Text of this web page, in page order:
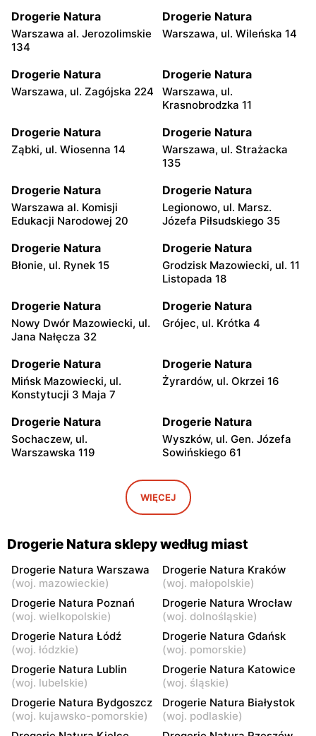
Drogerie Natura
Warszawa al. Jerozolimskie
134
Drogerie Natura
Warszawa, ul. Wileńska 14
Drogerie Natura
Warszawa, ul. Zagójska 224
Drogerie Natura
Warszawa, ul.
Krasnobrodzka 11
Drogerie Natura
Ząbki, ul. Wiosenna 14
Drogerie Natura
Warszawa, ul. Strażacka
135
Drogerie Natura
Warszawa al. Komisji
Edukacji Narodowej 20
Drogerie Natura
Legionowo, ul. Marsz.
Józefa Piłsudskiego 35
Drogerie Natura
Błonie, ul. Rynek 15
Drogerie Natura
Grodzisk Mazowiecki, ul. 11
Listopada 18
Drogerie Natura
Nowy Dwór Mazowiecki, ul.
Jana Nałęcza 32
Drogerie Natura
Grójec, ul. Krótka 4
Drogerie Natura
Mińsk Mazowiecki, ul.
Konstytucji 3 Maja 7
Drogerie Natura
Żyrardów, ul. Okrzei 16
Drogerie Natura
Sochaczew, ul.
Warszawska 119
Drogerie Natura
Wyszków, ul. Gen. Józefa
Sowińskiego 61
Sochaczew, ul. Pokoju 11
Drogerie Natura
Pułtusk, ul. Świętojańska 6
Garwolin, ul. Krótka 1 Garwolin, ul. Kościuszki 4
Drogerie Natura
Garwolin, ul. Sulbiny 3
Drogerie Natura
Płońsk, ul. Wyszogrodzka
59
Drogerie Natura
Skierniewice, ul. Mikołaja
Kopernika 5
Drogerie Natura
Rawa Mazowiecka al.
Konstytucji 3 Maja 22
Drogerie Natura
Nowe Miasto nad Pilicą, ul.
Tomaszowska 40
Drogerie Natura
Kozienice, ul. Warszawska
17
WIĘCEJ
Drogerie Natura sklepy według miast
Drogerie Natura Warszawa
(woj. mazowieckie)
Drogerie Natura Kraków
(woj. małopolskie)
Drogerie Natura Poznań
(woj. wielkopolskie)
Drogerie Natura Wrocław
(woj. dolnośląskie)
Drogerie Natura Łódź
(woj. łódzkie)
Drogerie Natura Gdańsk
(woj. pomorskie)
Drogerie Natura Lublin
(woj. lubelskie)
Drogerie Natura Katowice
(woj. śląskie)
Drogerie Natura Bydgoszcz
(woj. kujawsko-pomorskie)
Drogerie Natura Białystok
(woj. podlaskie)